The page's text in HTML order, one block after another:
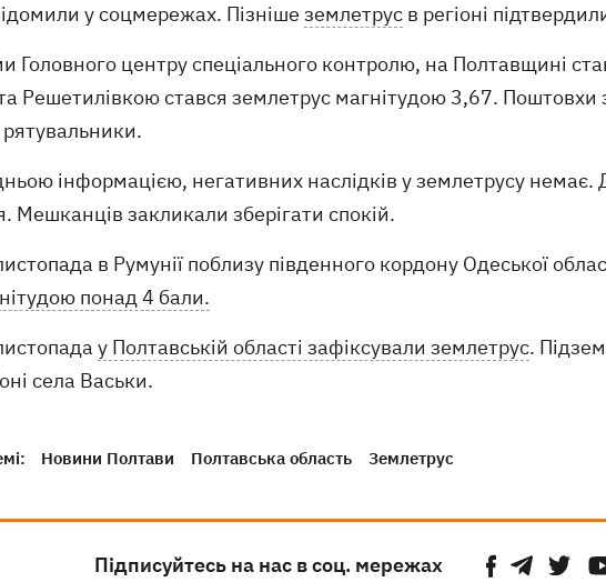
у соцмережах. Пізніше землетрус в регіоні
Головного центру спеціального контролю, на Полтавщині
Решетилівкою стався землетрус магнітудою 3,67. Поштовхи
інформацією, негативних наслідків у землетрусу
Мешканців закликали зберігати спокій.
в Румунії поблизу південного кордону Одеської
понад 4 бали.
у Полтавській області зафіксували землетрус.
села Васьки.
Новини Полтави Полтавська область Землетрус
Підписуйтесь на нас в соц. мережах